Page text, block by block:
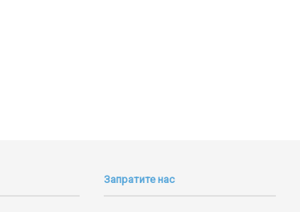
Запратите нас